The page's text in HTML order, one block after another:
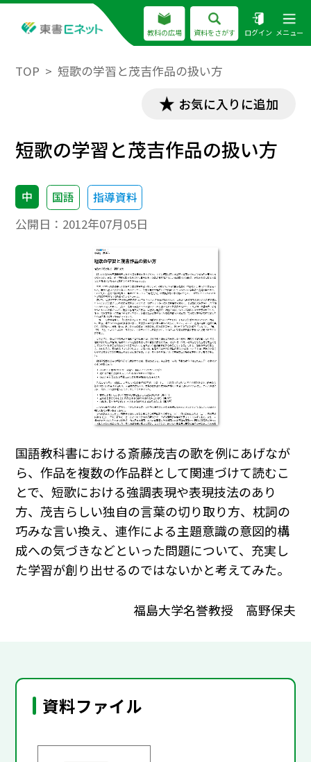
教科の広場 資料をさがす ログイン メニュー
TOP 短歌の学習と茂吉作品の扱い方
お気に入りに追加
短歌の学習と茂吉作品の扱い方
中 国語 指導資料
公開日： 2012年07月05日
国語教科書における斎藤茂吉の歌を例にあげなが
ら、作品を複数の作品群として関連づけて読むこ
とで、短歌における強調表現や表現技法のあり
方、茂吉らしい独自の言葉の切り取り方、枕詞の
巧みな言い換え、連作による主題意識の意図的構
成への気づきなどといった問題について、充実し
た学習が創り出せるのではないかと考えてみた。
福島大学名誉教授 高野保夫
資料ファイル